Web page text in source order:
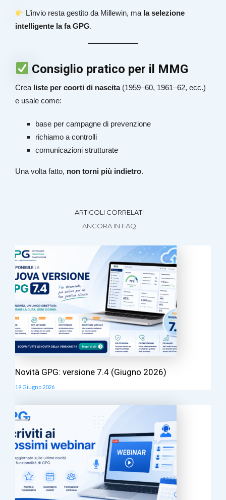
L’invio resta gestito da Millewin, ma la selezione
intelligente la fa GPG.
Consiglio pratico per il MMG
Crea liste per coorti di nascita(1959–60, 1961–62, ecc.)
e usale come:
base per campagne di prevenzione
richiamo a controlli
comunicazioni strutturate
Una volta fatto, non torni più indietro.
ARTICOLI CORRELATI
ANCORA IN FAQ
Novità GPG: versione 7.4 (Giugno 2026)
19 Giugno 2026